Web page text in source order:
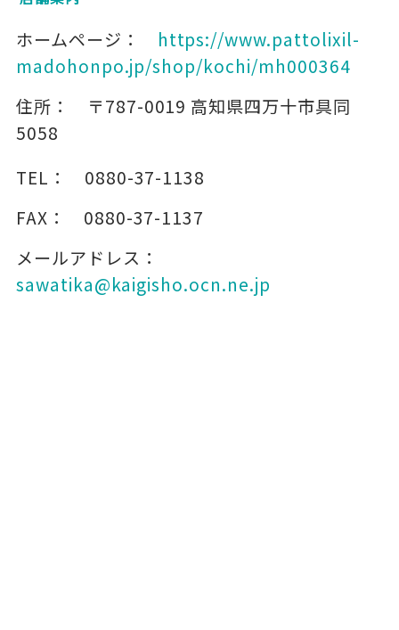
ホームページ：
https://www.pattolixil-
madohonpo.jp/shop/kochi/mh000364
住所：
〒787-0019 高知県四万十市具同
5058
TEL：
0880-37-1138
FAX：
0880-37-1137
メールアドレス：
sawatika@kaigisho.ocn.ne.jp